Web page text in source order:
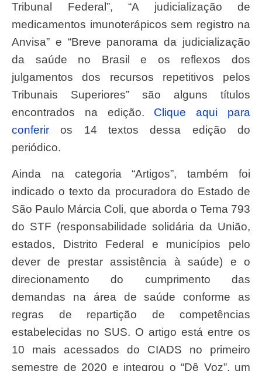
Tribunal Federal”, “A judicialização de
medicamentos imunoterápicos sem registro na
Anvisa” e “Breve panorama da judicialização
da saúde no Brasil e os reflexos dos
julgamentos dos recursos repetitivos pelos
Tribunais Superiores” são alguns títulos
encontrados na edição. Clique aqui para
conferir os 14 textos dessa edição do
periódico.
Ainda na categoria “Artigos”, também foi
indicado o texto da procuradora do Estado de
São Paulo Márcia Coli, que aborda o Tema 793
do STF (responsabilidade solidária da União,
estados, Distrito Federal e municípios pelo
dever de prestar assistência à saúde) e o
direcionamento do cumprimento das
demandas na área de saúde conforme as
regras de repartição de competências
estabelecidas no SUS. O artigo está entre os
10 mais acessados do CIADS no primeiro
semestre de 2020 e integrou o “Dê Voz”, um